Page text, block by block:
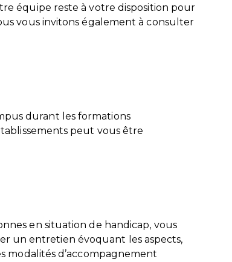
équipe reste à votre disposition pour
vous invitons également à consulter
durant les formations
peut vous être
en situation de handicap, vous
un entretien évoquant les aspects,
modalités d’accompagnement